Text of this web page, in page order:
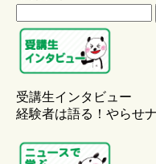
受講生インタビュー
経験者は語る！やらせナ